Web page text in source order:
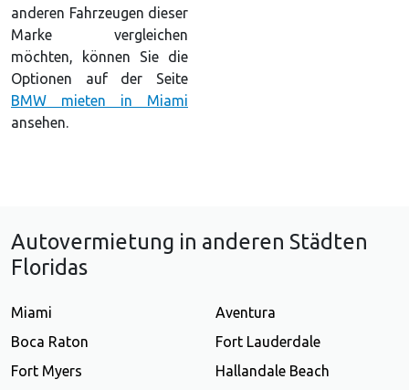
anderen Fahrzeugen dieser
Marke vergleichen
möchten, können Sie die
Optionen auf der Seite
BMW mieten in Miami
ansehen.
Autovermietung in anderen Städten
Floridas
Miami
Aventura
Boca Raton
Fort Lauderdale
Fort Myers
Hallandale Beach